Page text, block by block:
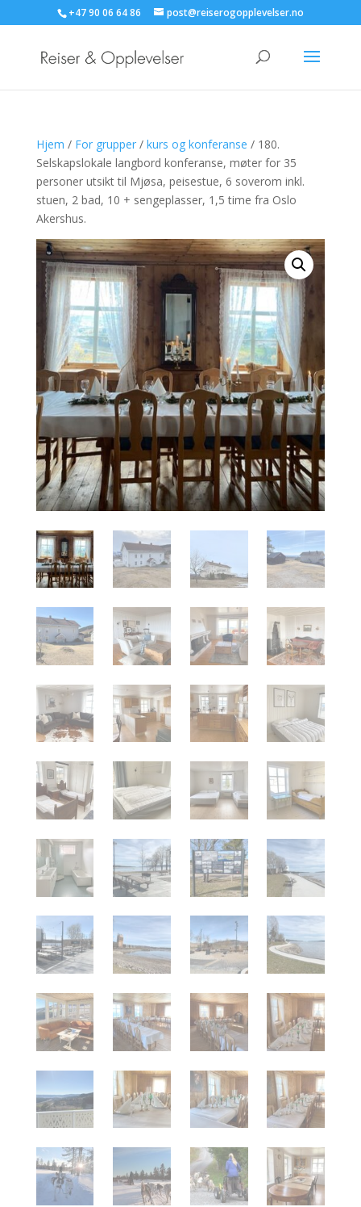
+47 90 06 64 86 post@reiserogopplevelser.no
Hjem / For grupper/ kurs og konferanse / 180.
Selskapslokale langbord konferanse, møter for 35
personer utsikt til Mjøsa, peisestue, 6 soverom inkl.
stuen, 2 bad, 10 + sengeplasser, 1,5 time fra Oslo
Akershus.